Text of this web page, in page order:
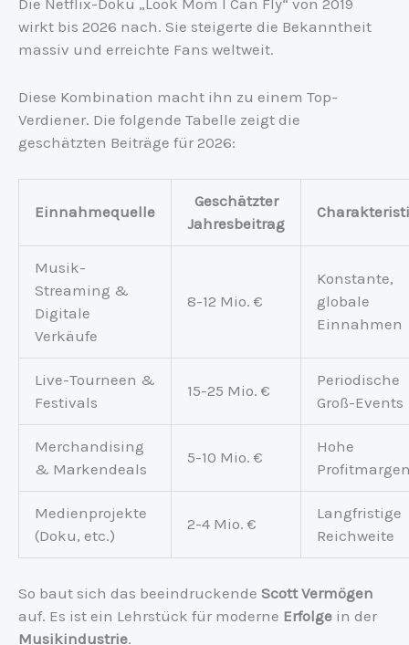
wirkt bis 2026 nach. Sie steigerte die Bekanntheit
massiv und erreichte Fans weltweit.
Diese Kombination macht ihn zu einem Top-
Verdiener. Die folgende Tabelle zeigt die
geschätzten Beiträge für 2026:
Einnahmequelle
Geschätzter
Jahresbeitrag
Musik-
Streaming &
Digitale
Verkäufe
8-12 Mio. €
Konstante,
globale
Einnahmen
Live-Tourneen &
Festivals
15-25 Mio. €
Periodische
Groß-Events
Merchandising
& Markendeals
5-10 Mio. €
Hohe
Medienprojekte
(Doku, etc.)
2-4 Mio. €
Langfristige
Reichweite
So baut sich das beeindruckende Scott Vermögen
auf. Es ist ein Lehrstück für moderne Erfolge in der
Musikindustrie.